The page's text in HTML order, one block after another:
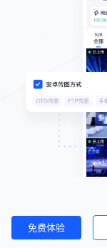
免费体验